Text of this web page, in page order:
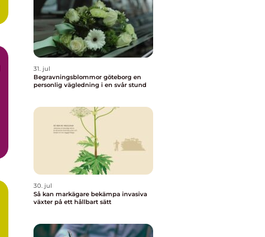
31. jul
Begravningsblommor göteborg en
personlig vägledning i en svår stund
30. jul
Så kan markägare bekämpa invasiva
växter på ett hållbart sätt